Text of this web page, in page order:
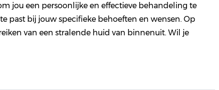
jou een persoonlijke en effectieve behandeling te
past bij jouw specifieke behoeften en wensen. Op
van een stralende huid van binnenuit. Wil je